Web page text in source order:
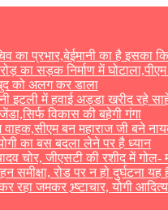
का प्रभार,बेईमानी का है इसका
का सड़क निर्माण में
को अलग कर डाला
इटली में हवाई अड्डा खरीद रहे
विकास की बहेगी गंगा
वाहक,सीएम बन महाराज जी बने
का बस बदला लेने पर है ध्यान
चोर, जीएसटी की रशीद में गोल-
रोड पर न हो दुर्घटना यह
जमकर भ्र्ष्टाचार, योगी